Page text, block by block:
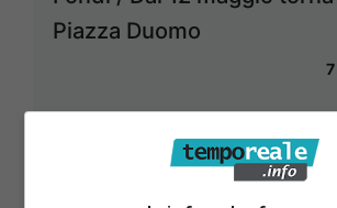
Piazza Duomo